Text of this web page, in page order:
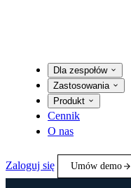
Dla zespołów
Zastosowania
Produkt
Cennik
O nas
Zaloguj się Umów demo